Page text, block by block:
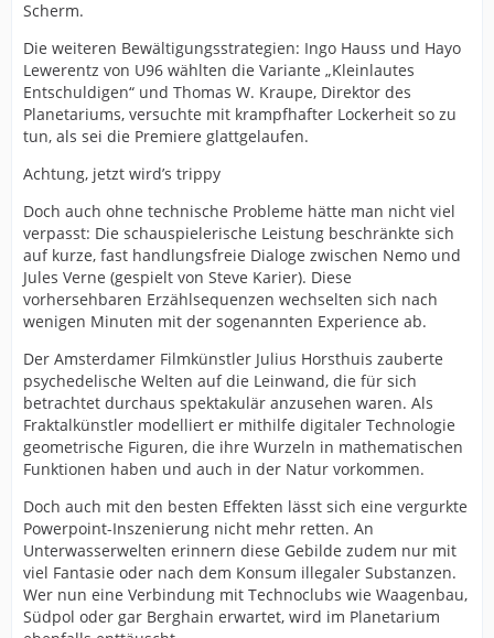
Scherm.
Die weiteren Bewältigungsstrategien: Ingo Hauss und Hayo
Lewerentz von U96 wählten die Variante „Kleinlautes
Entschuldigen“ und Thomas W. Kraupe, Direktor des
Planetariums, versuchte mit krampfhafter Lockerheit so zu
tun, als sei die Premiere glattgelaufen.
Achtung, jetzt wird’s trippy
Doch auch ohne technische Probleme hätte man nicht viel
verpasst: Die schauspielerische Leistung beschränkte sich
auf kurze, fast handlungsfreie Dialoge zwischen Nemo und
Jules Verne (gespielt von Steve Karier). Diese
vorhersehbaren Erzählsequenzen wechselten sich nach
wenigen Minuten mit der sogenannten Experience ab.
Der Amsterdamer Filmkünstler Julius Horsthuis zauberte
psychedelische Welten auf die Leinwand, die für sich
betrachtet durchaus spektakulär anzusehen waren. Als
Fraktalkünstler modelliert er mithilfe digitaler Technologie
geometrische Figuren, die ihre Wurzeln in mathematischen
Funktionen haben und auch in der Natur vorkommen.
Doch auch mit den besten Effekten lässt sich eine vergurkte
Powerpoint-Inszenierung nicht mehr retten. An
Unterwasserwelten erinnern diese Gebilde zudem nur mit
viel Fantasie oder nach dem Konsum illegaler Substanzen.
Wer nun eine Verbindung mit Technoclubs wie Waagenbau,
Südpol oder gar Berghain erwartet, wird im Planetarium